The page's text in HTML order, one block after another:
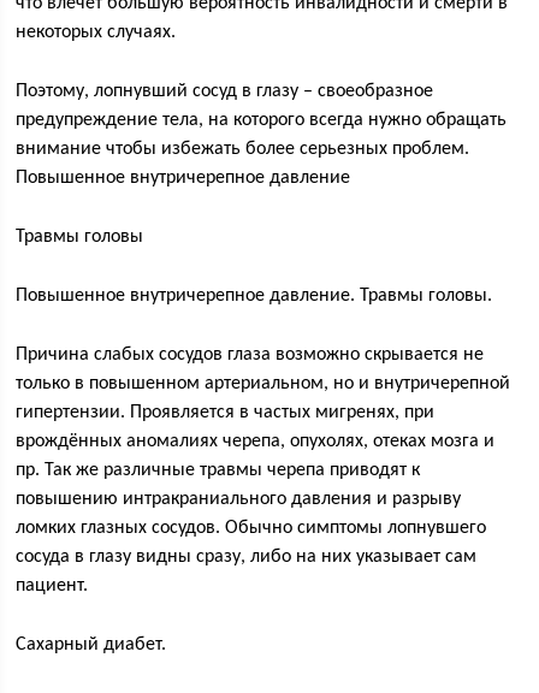
некоторых случаях.
Поэтому, лопнувший сосуд в глазу – своеобразное
предупреждение тела, на которого всегда нужно обращать
внимание чтобы избежать более серьезных проблем.
Повышенное внутричерепное давление
Травмы головы
Повышенное внутричерепное давление. Травмы головы.
Причина слабых сосудов глаза возможно скрывается не
только в повышенном артериальном, но и внутричерепной
гипертензии. Проявляется в частых мигренях, при
врождённых аномалиях черепа, опухолях, отеках мозга и
пр. Так же различные травмы черепа приводят к
повышению интракраниального давления и разрыву
ломких глазных сосудов. Обычно симптомы лопнувшего
сосуда в глазу видны сразу, либо на них указывает сам
пациент.
Сахарный диабет.